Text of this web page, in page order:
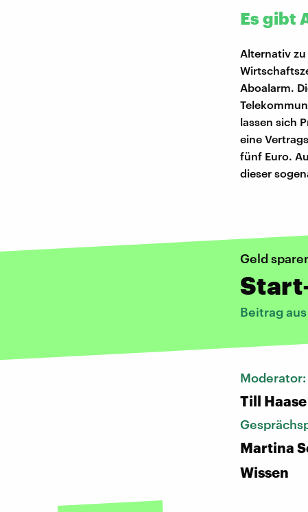
Es gibt
Alternativ
Aboalarm.
lassen sich
eine
fünf Euro.
dieser
Geld
Beitrag
Moderator:
Till Haase
Martina
Wissen